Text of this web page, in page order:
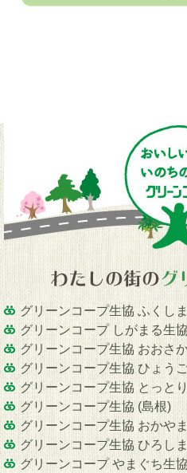
グリーンコープ生協 ふくしま
グリーンコープ しがまる生協
グリーンコープ生協 おおさ
グリーンコープ生協 ひょう
グリーンコープ生協 とっとり
グリーンコープ生協 (島根)
グリーンコープ生協 おかやま
グリーンコープ生協 ひろしま
グリーンコープ やまぐち生協